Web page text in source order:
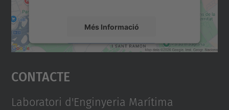
Més Informació
Accepta
powered by
Contacte
Laboratori d'Enginyeria Marítima